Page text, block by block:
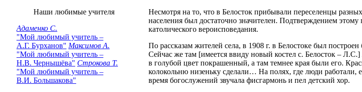
Наши любимые учителя
Адаменко С.
"Мой любимый учитель –
А.Г. Бурханов" Максимов А.
"Мой любимый учитель –
Н.В. Чернышёва" Строкова Т.
"Мой любимый учитель –
В.И. Большакова"
Несмотря на то, что в Белосток прибывали переселенцы
населения был достаточно значителен. Подтверждением
католического вероисповедания.
По рассказам жителей села, в 1908 г. в Белостоке был
Сейчас же там [имеется ввиду новый костел с. Белосток –
в голубой цвет покрашенный, а там темнее края были его.
колокольню низеньку сделали… На полях, где люди работали,
время богослужений звучала фисгармонь и пел детский хор.